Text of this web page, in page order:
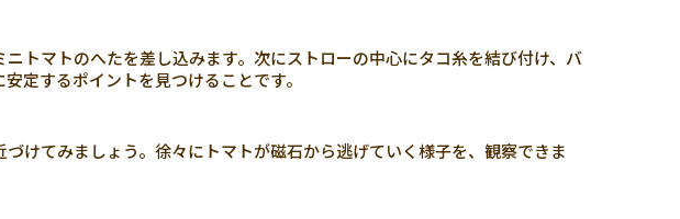
トマトのへたを差し込みます。次にストローの中心にタコ糸を結び付け、バ
定するポイントを見つけることです。
けてみましょう。徐々にトマトが磁石から逃げていく様子を、観察できま